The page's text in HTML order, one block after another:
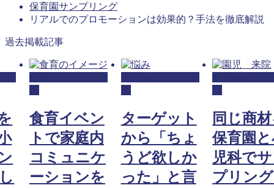
保育園サンプリング
リアルでのプロモーションは効果的？手法を徹底解説
過去掲載記事
食育イベン
トで家庭内
コミュニケ
ーションを
ターゲット
から「ちょ
うど欲しか
った」と言
同じ商
保育園
児科で
プリン